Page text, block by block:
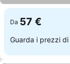
Da 57 €
Guarda i prezzi di